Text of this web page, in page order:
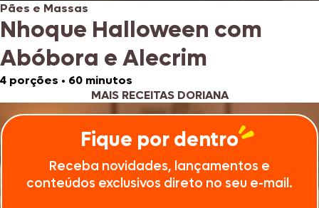
Pães e Massas
Nhoque Halloween com
Abóbora e Alecrim
4 porções • 60 minutos
MAIS RECEITAS DORIANA
Fique por dentro
Receba novidades, lançamentos e
conteúdos exclusivos direto no seu e-mail.